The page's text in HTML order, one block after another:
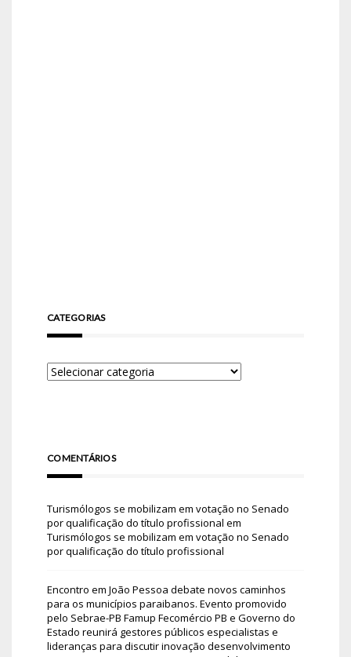
CATEGORIAS
COMENTÁRIOS
Turismólogos se mobilizam em votação no Senado
por qualificação do título profissional em
Turismólogos se mobilizam em votação no Senado
por qualificação do título profissional
Encontro em João Pessoa debate novos caminhos
para os municípios paraibanos. Evento promovido
pelo Sebrae-PB Famup Fecomércio PB e Governo do
Estado reunirá gestores públicos especialistas e
lideranças para discutir inovação desenvolvimento